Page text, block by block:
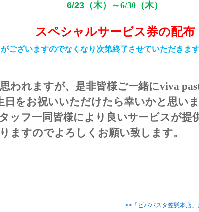
6/23 （木）～6/30 （木）
スペシャルサービス券の配布
ございますのでなくなり次第終了させていただきま
われますが、是非皆様ご一緒にviva
日をお祝いいただけたら幸いかと思いま
ッフ一同皆様により良いサービスが提
ますのでよろしくお願い致します。
<<「ビバパスタ笠懸本店